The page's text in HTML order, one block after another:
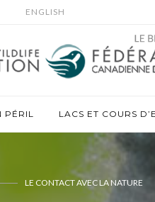
ENGLISH
PÉRIL LACS ET COURS
LE CONTACT AVEC LA NATURE